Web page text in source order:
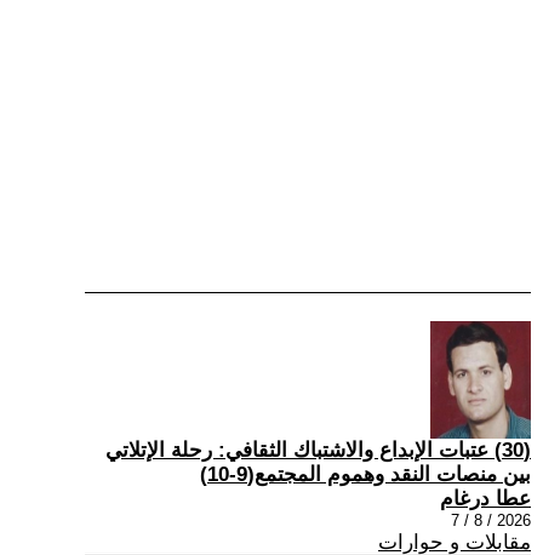
(30) عتبات الإبداع والاشتباك الثقافي: رحلة الإتلاتي
بين منصات النقد وهموم المجتمع(9-10)
عطا درغام
2026 / 8 / 7
مقابلات و حوارات